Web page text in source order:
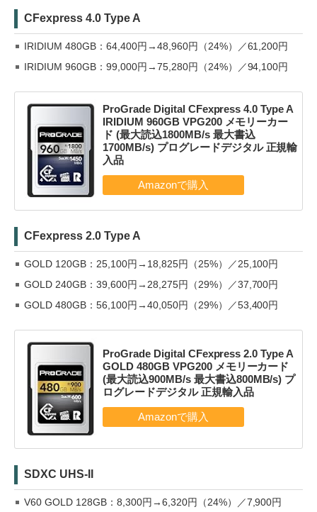
CFexpress 4.0 Type A
IRIDIUM 480GB：64,400円→48,960円（24%）／61,200円
IRIDIUM 960GB：99,000円→75,280円（24%）／94,100円
ProGrade Digital CFexpress 4.0 Type A
IRIDIUM 960GB VPG200 メモリーカー
ド (最大読込1800MB/s 最大書込
1700MB/s) プログレードデジタル 正規輸
入品
CFexpress 2.0 Type A
GOLD 120GB：25,100円→18,825円（25%）／25,100円
GOLD 240GB：39,600円→28,275円（29%）／37,700円
GOLD 480GB：56,100円→40,050円（29%）／53,400円
ProGrade Digital CFexpress 2.0 Type A
GOLD 480GB VPG200 メモリーカード
(最大読込900MB/s 最大書込800MB/s) プ
ログレードデジタル 正規輸入品
SDXC UHS-II
V60 GOLD 128GB：8,300円→6,320円（24%）／7,900円